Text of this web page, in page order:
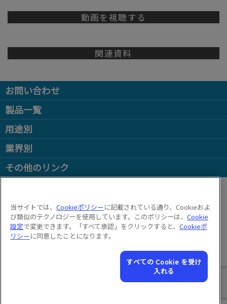
動画を視聴する
関連資料
お問い合わせ
製品一覧
用途別
業界別
その他のリンク
© 2026 Videojet Technologies Inc.
プライバシーポリシー
Cookieポリシー Cookie 設定
免責事項
採用情報
当サイトでは、 Cookieポリシーに記載されている通り、Cookieおよ
び類似のテクノロジーを使用しています。このポリシーは、 Cookie
設定で変更できます。「すべて承認」をクリックすると、 Cookieポ
リシーに同意したことになります。
すべての Cookie を受け
入れる